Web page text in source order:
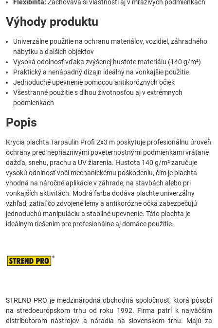
Flexibilita: Zachováva si vlastnosti aj v mrazivých podmienkach
Výhody produktu
Univerzálne použitie na ochranu materiálov, vozidiel, záhradného
nábytku a ďalších objektov
Vysoká odolnosť vďaka zvýšenej hustote materiálu (140 g/m²)
Praktický a nenápadný dizajn ideálny na vonkajšie použitie
Jednoduché upevnenie pomocou antikoróznych očiek
Všestranné použitie s dlhou životnosťou aj v extrémnych
podmienkach
Popis
Krycia plachta Tarpaulin Profi 2x3 m poskytuje profesionálnu úroveň
ochrany pred nepriaznivými poveternostnými podmienkami vrátane
dažďa, snehu, prachu a UV žiarenia. Hustota 140 g/m² zaručuje
vysokú odolnosť voči mechanickému poškodeniu, čím je plachta
vhodná na náročné aplikácie v záhrade, na stavbách alebo pri
vonkajších aktivitách. Modrá farba dodáva plachte univerzálny
vzhľad, zatiaľ čo zdvojené lemy a antikorózne očká zabezpečujú
jednoduchú manipuláciu a stabilné upevnenie. Táto plachta je
ideálnym riešením pre profesionálne aj domáce použitie.
STREND PRO je medzinárodná obchodná spoločnosť, ktorá pôsobí
na stredoeurópskom trhu od roku 1992. Firma patrí k najväčším
distribútorom nástrojov a náradia na slovenskom trhu. Majú za